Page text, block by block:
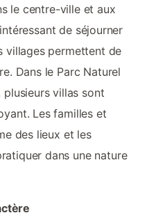
le centre-ville et aux
de séjourner
villages permettent de
Dans le Parc Naturel
plusieurs villas sont
Les familles et
des lieux et les
dans une nature